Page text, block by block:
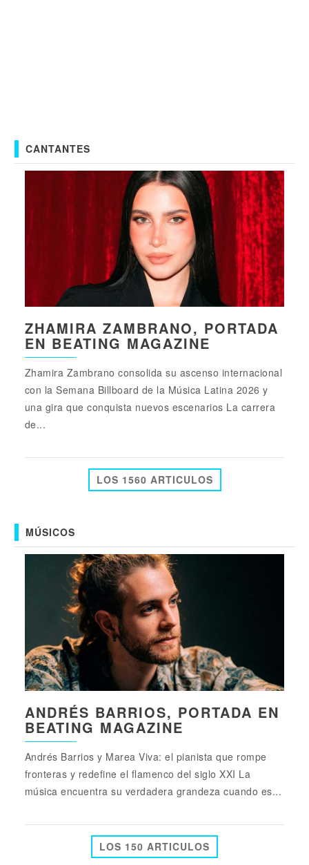
CANTANTES
ZHAMIRA ZAMBRANO, PORTADA
EN BEATING MAGAZINE
Zhamira Zambrano consolida su ascenso internacional
con la Semana Billboard de la Música Latina 2026 y
una gira que conquista nuevos escenarios La carrera
de...
LOS 1560 ARTICULOS
MÚSICOS
ANDRÉS BARRIOS, PORTADA EN
BEATING MAGAZINE
Andrés Barrios y Marea Viva: el pianista que rompe
fronteras y redefine el flamenco del siglo XXI La
música encuentra su verdadera grandeza cuando es...
LOS 150 ARTICULOS